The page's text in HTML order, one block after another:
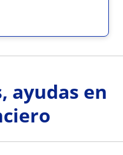
ayudas en